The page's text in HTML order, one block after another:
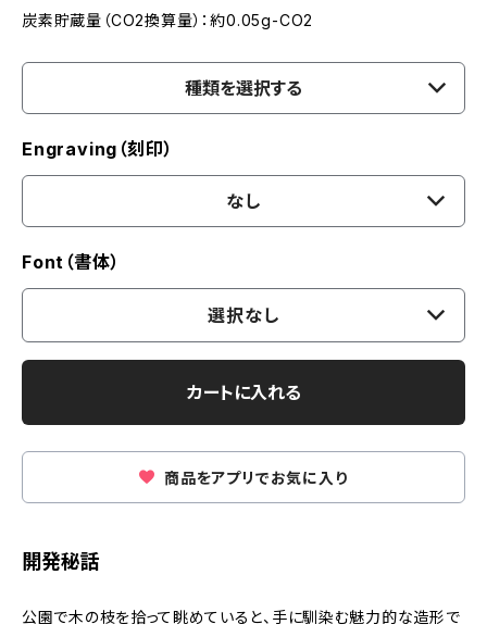
炭素貯蔵量（CO2換算量）：約0.05g-CO2
種類を選択する
Engraving（刻印）
なし
Font（書体）
選択なし
カートに入れる
商品をアプリでお気に入り
開発秘話
公園で木の枝を拾って眺めていると、手に馴染む魅力的な造形で